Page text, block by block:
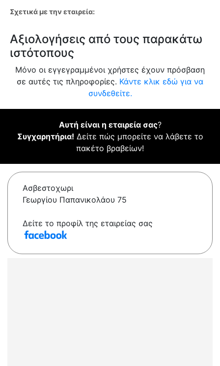
Σχετικά με την εταιρεία:
Αξιολογήσεις από τους παρακάτω
ιστότοπους
Μόνο οι εγγεγραμμένοι χρήστες έχουν πρόσβαση
σε αυτές τις πληροφορίες. Κάντε κλικ εδώ για να
συνδεθείτε.
Αυτή είναι η εταιρεία σας?
Συγχαρητήρια! Δείτε πώς μπορείτε να λάβετε το
πακέτο βραβείων!
Ασβεστοχωρι
Γεωργίου Παπανικολάου 75
Δείτε το προφίλ της εταιρείας σας